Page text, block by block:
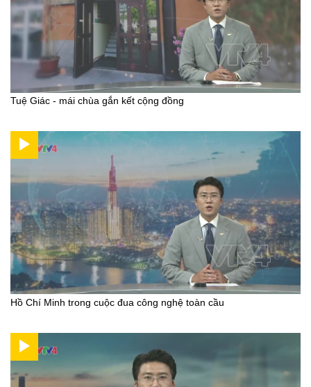
Tuệ Giác - mái chùa gắn kết cộng đồng
Hồ Chí Minh trong cuộc đua công nghệ toàn cầu